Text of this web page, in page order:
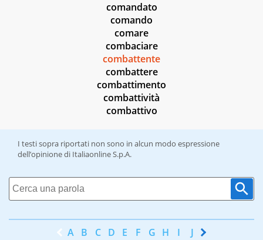
comandato
comando
comare
combaciare
combattente
combattere
combattimento
combattività
combattivo
I testi sopra riportati non sono in alcun modo espressione
dell’opinione di Italiaonline S.p.A.
A B C D E F G H I J K